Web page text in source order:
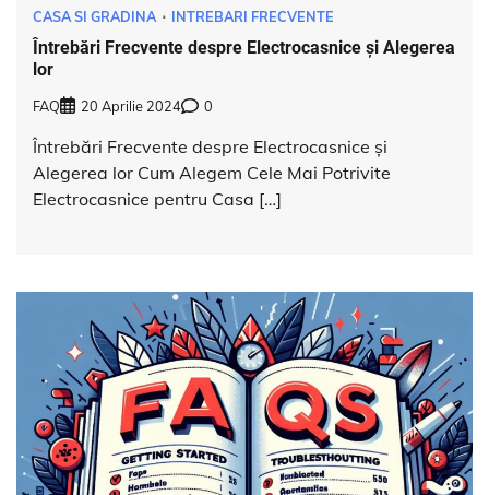
CASA SI GRADINA INTREBARI FRECVENTE
Întrebări Frecvente despre Electrocasnice și Alegerea
lor
FAQ 20 Aprilie 2024 0
Întrebări Frecvente despre Electrocasnice și
Alegerea lor Cum Alegem Cele Mai Potrivite
Electrocasnice pentru Casa […]